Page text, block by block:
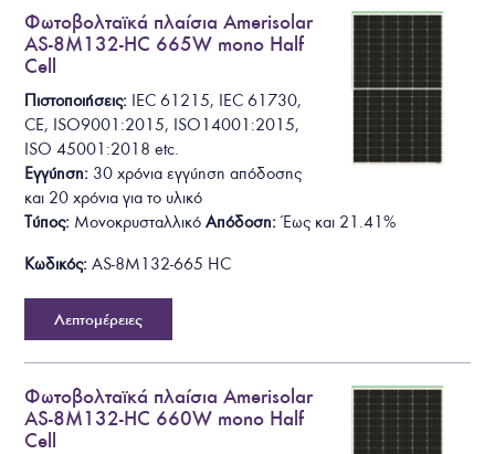
Φωτοβολταϊκά πλαίσια Amerisolar
AS-8M132-HC 665W mono Half
Cell
Πιστοποιήσεις: IEC 61 215, IEC 61 730,
CE, ISO9001 :2015, ISO14001 :2015,
ISO 45001:2018 etc.
Εγγύηση: 30 χρόνια εγγύηση απόδοσης
και 20 χρόνια για το υλικό
Τύπος: ΜονοκρυσταλλικόΑπόδοση:Έως και 21 .41%
Κωδικός: AS-8M132-665 HC
Λεπτομέρειες
Φωτοβολταϊκά πλαίσια Amerisolar
AS-8M132-HC 660W mono Half
Cell